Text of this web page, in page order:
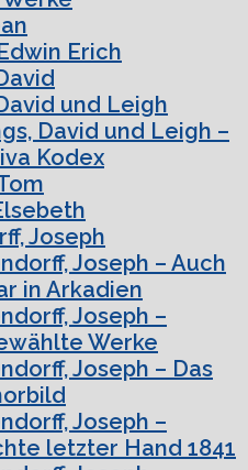
Erich
und Leigh
David und Leigh –
Kodex
Joseph
Joseph – Auch
in Arkadien
Joseph –
Werke
Joseph – Das
Joseph –
letzter Hand 1841